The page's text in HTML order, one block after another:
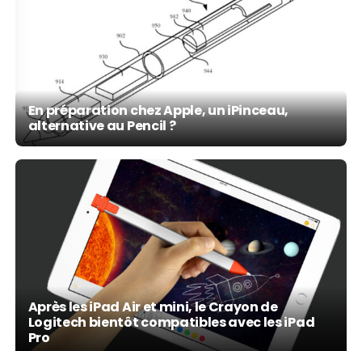
En préparation chez Apple, un iPinceau,
alternative au Pencil ?
Après les iPad Air et mini, le Crayon de
Logitech bientôt compatibles avec les iPad
Pro